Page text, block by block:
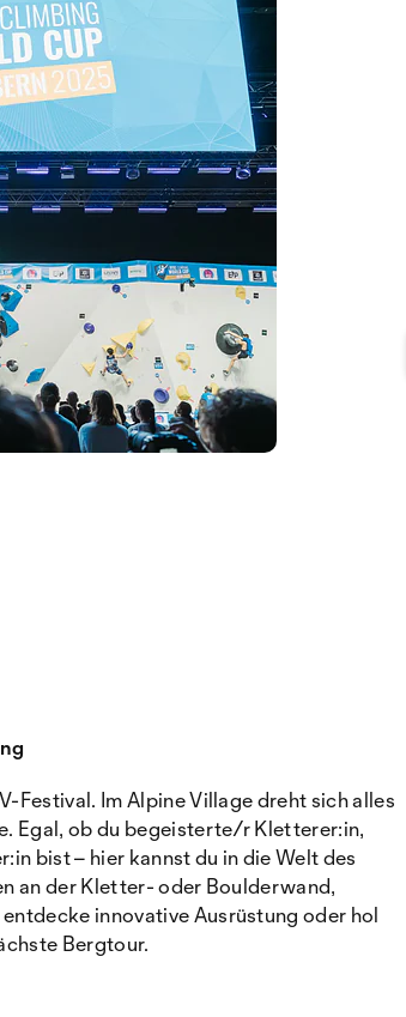
Festival. Im Alpine Village dreht sich alles
Egal, ob du begeisterte/r Kletterer:in,
bist – hier kannst du in die Welt des
an der Kletter- oder Boulderwand,
innovative Ausrüstung oder hol
Bergtour.